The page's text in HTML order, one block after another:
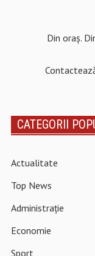
Din oraș.
CATEGORII
Actualitate
Top News
Administrație
Economie
Sport